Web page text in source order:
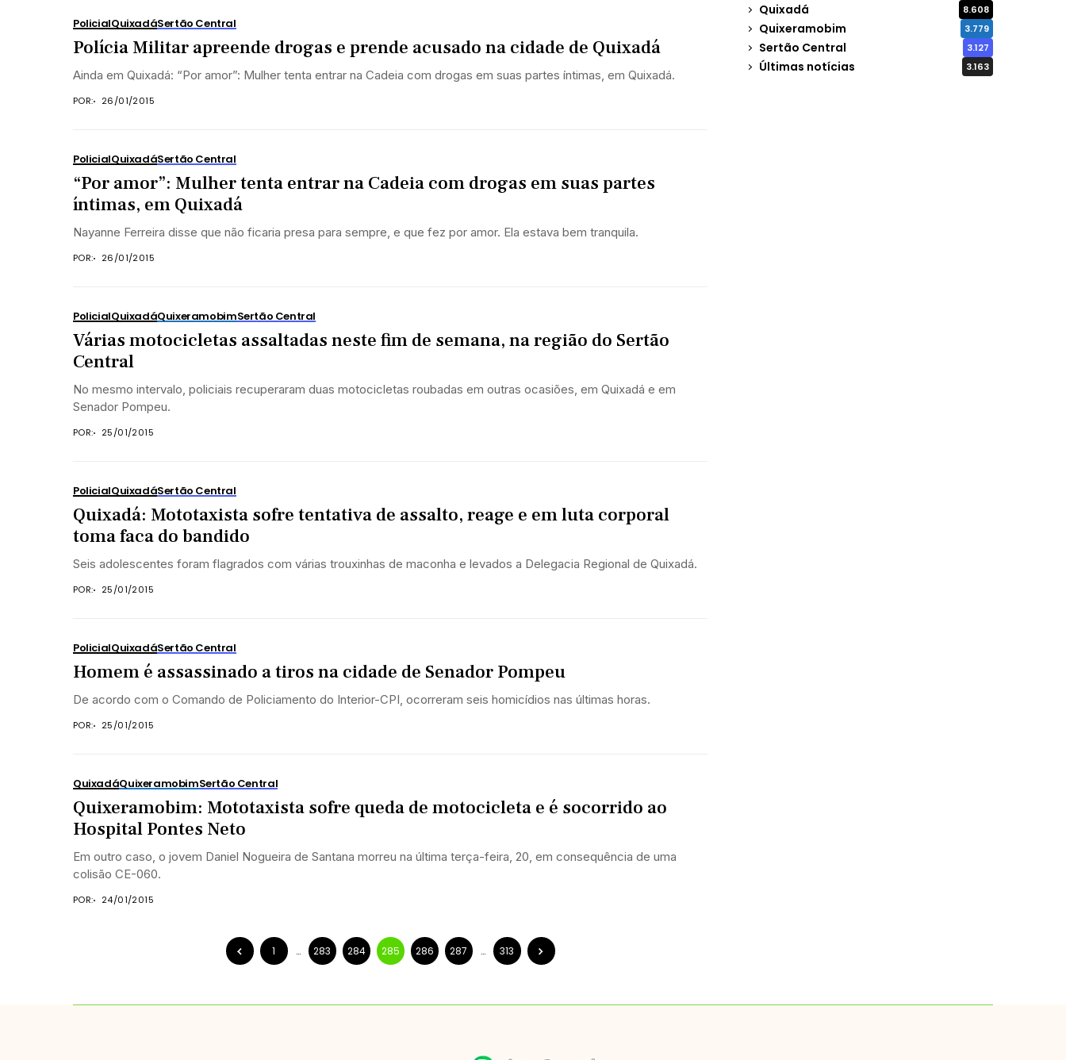
PolicialQuixadáSertão Central
Polícia Militar apreende drogas e prende acusado na cidade de Quixadá
Ainda em Quixadá: “Por amor”: Mulher tenta entrar na Cadeia com drogas em suas partes íntimas, em Quixadá.
POR: 26/01/2015
PolicialQuixadáSertão Central
“Por amor”: Mulher tenta entrar na Cadeia com drogas em suas partes
íntimas, em Quixadá
Nayanne Ferreira disse que não ficaria presa para sempre, e que fez por amor. Ela estava bem tranquila.
POR: 26/01/2015
PolicialQuixadáQuixeramobimSertão Central
Várias motocicletas assaltadas neste fim de semana, na região do Sertão
Central
No mesmo intervalo, policiais recuperaram duas motocicletas roubadas em outras ocasiões, em Quixadá e em
Senador Pompeu.
POR: 25/01/2015
PolicialQuixadáSertão Central
Quixadá: Mototaxista sofre tentativa de assalto, reage e em luta corporal
toma faca do bandido
Seis adolescentes foram flagrados com várias trouxinhas de maconha e levados a Delegacia Regional de Quixadá.
POR: 25/01/2015
PolicialQuixadáSertão Central
Homem é assassinado a tiros na cidade de Senador Pompeu
De acordo com o Comando de Policiamento do Interior-CPI, ocorreram seis homicídios nas últimas horas.
POR: 25/01/2015
QuixadáQuixeramobimSertão Central
Quixeramobim: Mototaxista sofre queda de motocicleta e é socorrido ao
Hospital Pontes Neto
Em outro caso, o jovem Daniel Nogueira de Santana morreu na última terça-feira, 20, em consequência de uma
colisão CE-060.
POR: 24/01/2015
1 … 283 284 285 286 287 … 313
Quixadá 8.608
Quixeramobim 3.779
Sertão Central 3.127
Últimas notícias 3.163